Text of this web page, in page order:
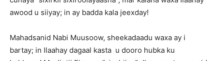
awood u siiyay; in ay badda kala jeexday!
Mahadsanid Nabi Muusoow, sheekadaadu waxa ay i
bartay; in Ilaahay dagaal kasta u dooro hubka ku